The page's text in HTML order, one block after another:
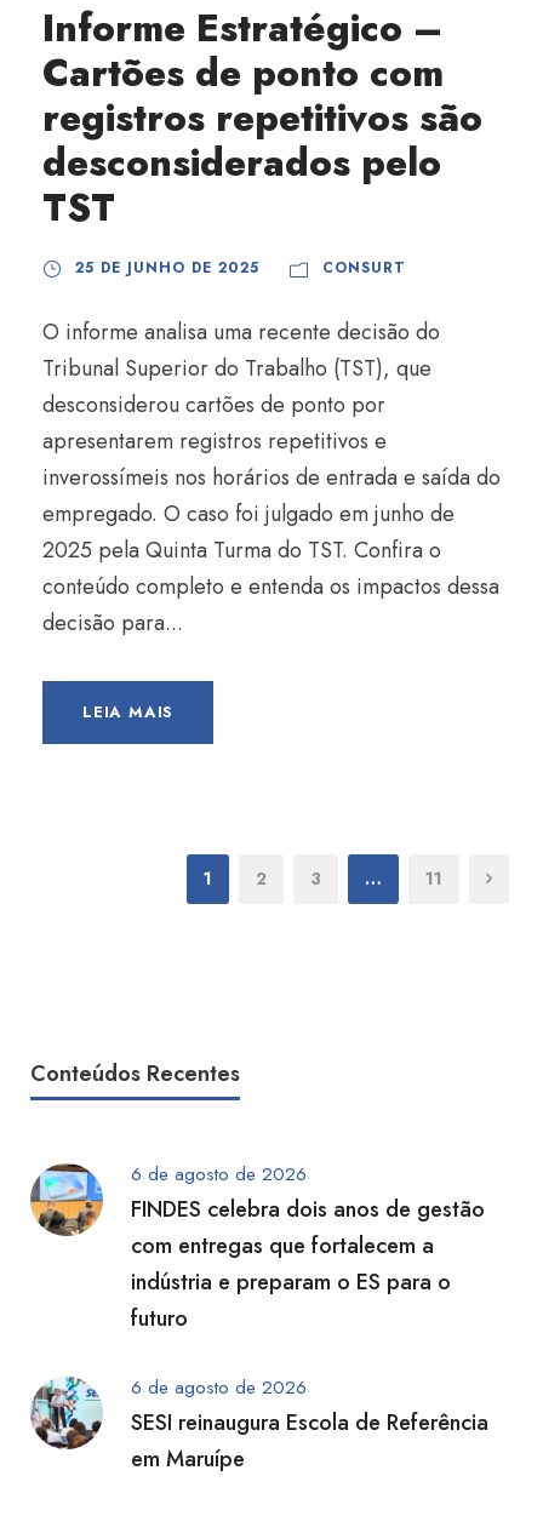
Informe Estratégico –
Cartões de ponto com
registros repetitivos são
desconsiderados pelo
TST
25 DE JUNHO DE 2025 CONSURT
O informe analisa uma recente decisão do
Tribunal Superior do Trabalho (TST), que
desconsiderou cartões de ponto por
apresentarem registros repetitivos e
inverossímeis nos horários de entrada e saída do
empregado. O caso foi julgado em junho de
2025 pela Quinta Turma do TST. Confira o
conteúdo completo e entenda os impactos dessa
decisão para...
LEIA MAIS
1 2 3 … 11
Conteúdos Recentes
6 de agosto de 2026
FINDES celebra dois anos de gestão
com entregas que fortalecem a
indústria e preparam o ES para o
futuro
6 de agosto de 2026
SESI reinaugura Escola de Referência
em Maruípe